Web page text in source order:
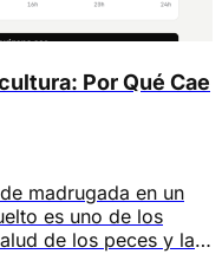
Por Qué Cae
madrugada en un
es uno de los
de los peces y la